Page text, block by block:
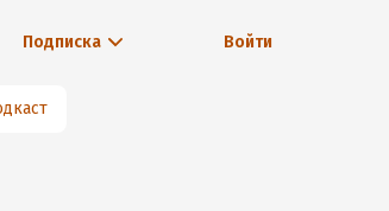
Подписка Войти